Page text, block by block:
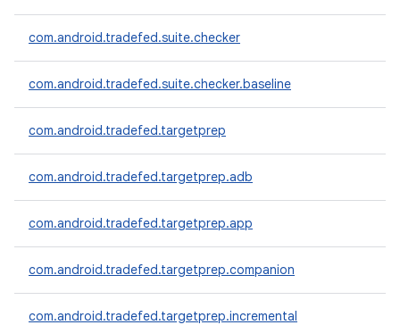
com.android.tradefed.suite.checker
com.android.tradefed.suite.checker.baseline
com.android.tradefed.targetprep
com.android.tradefed.targetprep.adb
com.android.tradefed.targetprep.app
com.android.tradefed.targetprep.companion
com.android.tradefed.targetprep.incremental